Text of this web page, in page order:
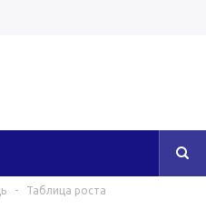
- Таблица роста